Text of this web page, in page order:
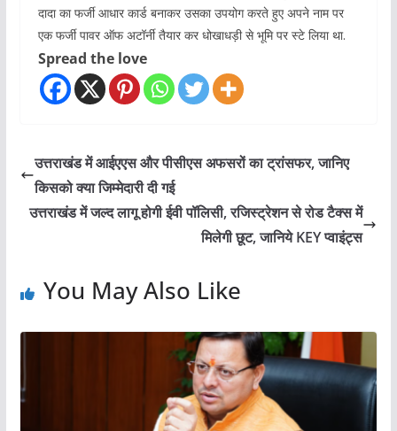
दादा का फर्जी आधार कार्ड बनाकर उसका उपयोग करते हुए अपने नाम पर
एक फर्जी पावर ऑफ अटॉर्नी तैयार कर धोखाधड़ी से भूमि पर स्टे लिया था.
Spread the love
उत्तराखंड में आईएएस और पीसीएस अफसरों का ट्रांसफर, जानिए
किसको क्या जिम्मेदारी दी गई
उत्तराखंड में जल्द लागू होगी ईवी पॉलिसी, रजिस्ट्रेशन से रोड टैक्स में
मिलेगी छूट, जानिये KEY प्वाइंट्स
You May Also Like